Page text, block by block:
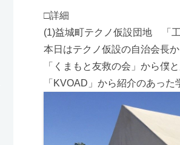
□詳細
(1)益城町テクノ仮設団地 「
本日はテクノ仮設の自治会長
「くまもと友救の会」から僕
「KVOAD」から紹介のあった